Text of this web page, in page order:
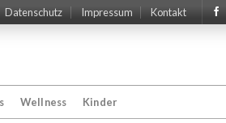
Datenschutz Impressum Kontakt
Wellness Kinder